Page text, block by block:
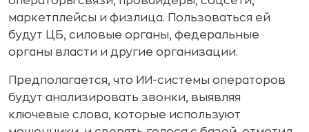
маркетплейсы и физлица. Пользоваться ей
будут ЦБ, силовые органы, федеральные
органы власти и другие организации.
Предполагается, что ИИ-системы операторов
будут анализировать звонки, выявляя
ключевые слова, которые используют